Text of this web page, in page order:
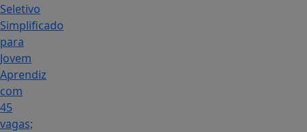
Seletivo
Simplificado
para
Jovem
Aprendiz
com
45
vagas;